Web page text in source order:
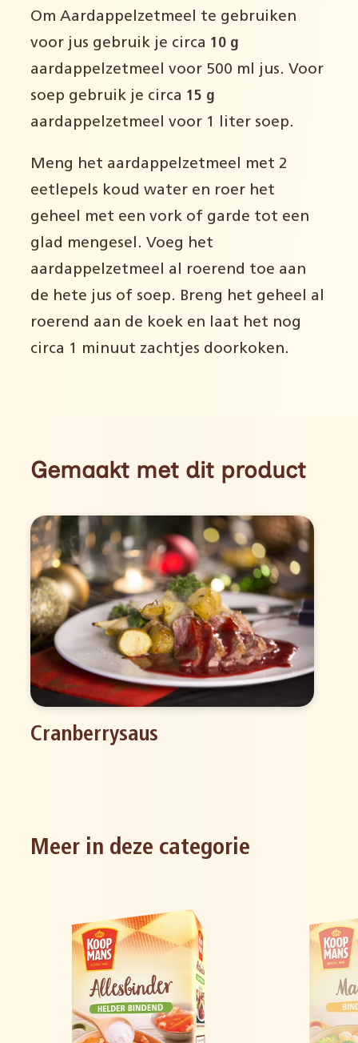
Om Aardappelzetmeel te gebruiken
voor jus gebruik je circa 10 g
aardappelzetmeel voor 500 ml jus. Voor
soep gebruik je circa 15 g
aardappelzetmeel voor 1 liter soep.
Meng het aardappelzetmeel met 2
eetlepels koud water en roer het
geheel met een vork of garde tot een
glad mengesel. Voeg het
aardappelzetmeel al roerend toe aan
de hete jus of soep. Breng het geheel al
roerend aan de koek en laat het nog
circa 1 minuut zachtjes doorkoken.
Gemaakt met dit product
Cranberrysaus
Meer in deze categorie